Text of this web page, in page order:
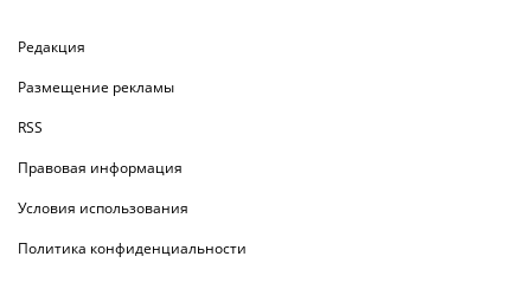
Редакция
Размещение рекламы
RSS
Правовая информация
Условия использования
Политика конфиденциальности